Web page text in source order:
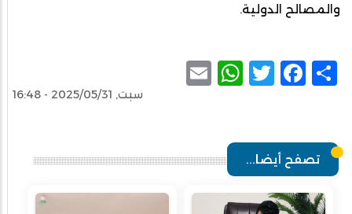
والمصالح الدولية.
Share
Facebook
Twitter
WhatsApp
سبت, 2025/05/31 - 16:48
تصفح أيضا...